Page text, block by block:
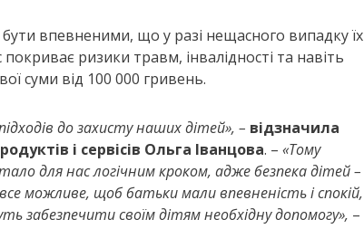
впевненими, що у разі нещасного випадку їх
ризики травм, інвалідності та навіть
суми від 100 000 гривень.
до захисту наших дітей», – відзначила
і сервісів Ольга Іванцова. – «Тому
для нас логічним кроком, адже безпека дітей –
можливе, щоб батьки мали впевненість і спокій,
забезпечити своїм дітям необхідну допомогу», –